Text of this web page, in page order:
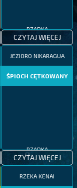
CZYTAJ WIĘCEJ
JEZIORO NIKARAGUA
ŚPIOCH CĘTKOWANY
CZYTAJ WIĘCEJ
RZEKA KENAI